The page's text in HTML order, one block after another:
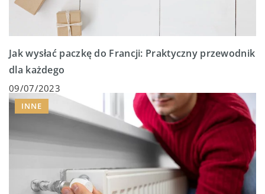
Jak wysłać paczkę do Francji: Praktyczny przewodnik
dla każdego
09/07/2023
INNE